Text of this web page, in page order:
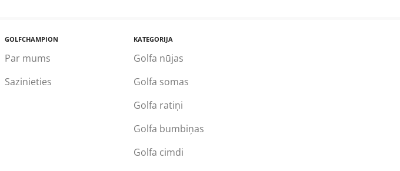
GOLFCHAMPION
Par mums
Sazinieties
KATEGORIJA
Golfa nūjas
Golfa somas
Golfa ratiņi
Golfa bumbiņas
Golfa cimdi